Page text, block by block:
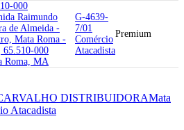
000
Raimundo
de Almeida -
Mata Roma -
000
Roma, MA
G-4639-
7/01
Comércio
Atacadista
Premium
DISTRIBUIDORAMata
Atacadista